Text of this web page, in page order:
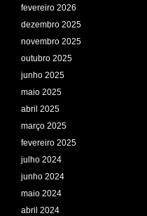
fevereiro 2026
dezembro 2025
novembro 2025
outubro 2025
junho 2025
maio 2025
abril 2025
março 2025
fevereiro 2025
julho 2024
junho 2024
maio 2024
abril 2024